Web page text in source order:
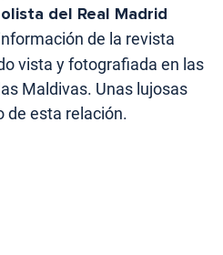
del Real Madrid
de la revista
vista y fotografiada en las
Maldivas. Unas lujosas
de esta relación.